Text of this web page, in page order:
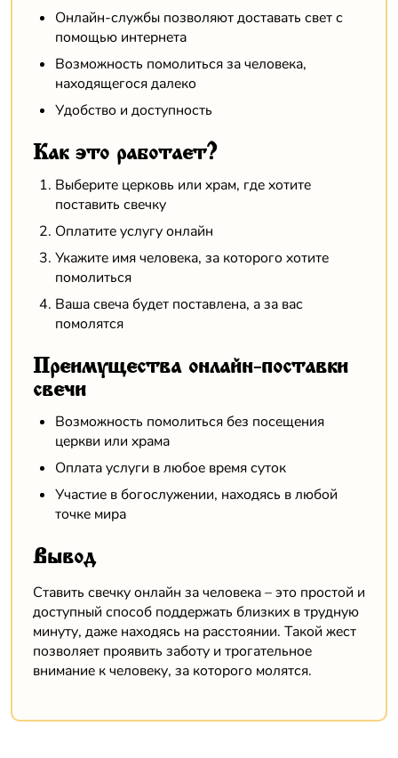
Онлайн-службы позволяют доставать свет с
помощью интернета
Возможность помолиться за человека,
находящегося далеко
Удобство и доступность
Как это работает?
Выберите церковь или храм, где хотите
поставить свечку
Оплатите услугу онлайн
Укажите имя человека, за которого хотите
помолиться
Ваша свеча будет поставлена, а за вас
помолятся
Преимущества онлайн-поставки
свечи
Возможность помолиться без посещения
церкви или храма
Оплата услуги в любое время суток
Участие в богослужении, находясь в любой
точке мира
Вывод
Ставить свечку онлайн за человека – это простой и
доступный способ поддержать близких в трудную
минуту, даже находясь на расстоянии. Такой жест
позволяет проявить заботу и трогательное
внимание к человеку, за которого молятся.